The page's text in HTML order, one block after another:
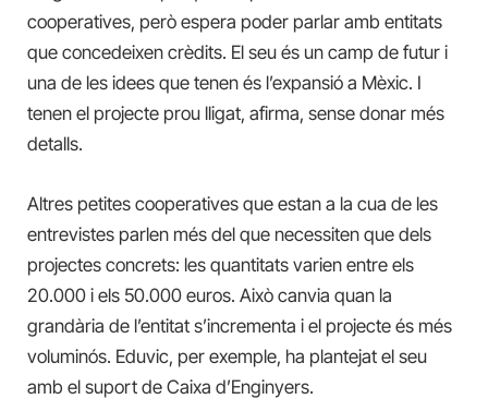
cooperatives, però espera poder parlar amb entitats
que concedeixen crèdits. El seu és un camp de futur i
una de les idees que tenen és l’expansió a Mèxic. I
tenen el projecte prou lligat, afirma, sense donar més
detalls.
Altres petites cooperatives que estan a la cua de les
entrevistes parlen més del que necessiten que dels
projectes concrets: les quantitats varien entre els
20.000 i els 50.000 euros. Això canvia quan la
grandària de l’entitat s’incrementa i el projecte és més
voluminós. Eduvic, per exemple, ha plantejat el seu
amb el suport de Caixa d’Enginyers.